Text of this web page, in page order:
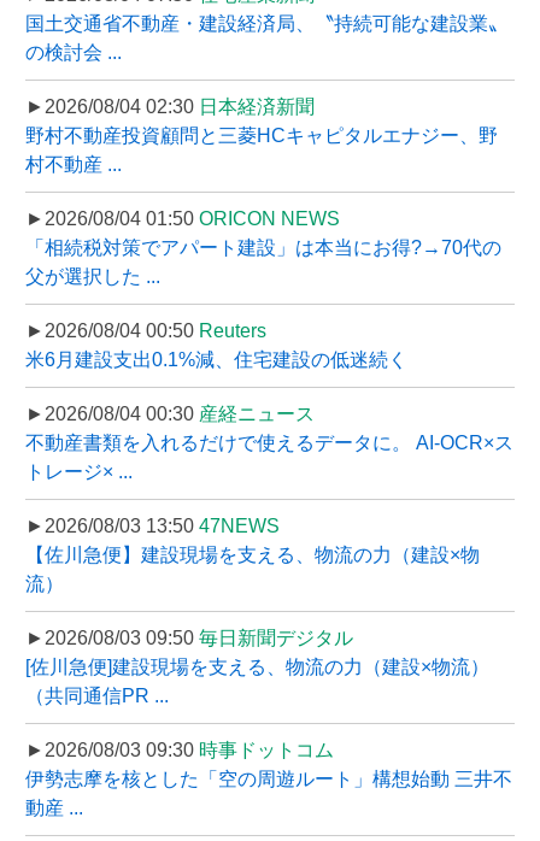
国土交通省不動産・建設経済局、〝持続可能な建設業〟
の検討会 ...
►2026/08/04 02:30 日本経済新聞
野村不動産投資顧問と三菱HCキャピタルエナジー、野
村不動産 ...
►2026/08/04 01:50 ORICON NEWS
「相続税対策でアパート建設」は本当にお得?→70代の
父が選択した ...
►2026/08/04 00:50 Reuters
米6月建設支出0.1%減、住宅建設の低迷続く
►2026/08/04 00:30 産経ニュース
不動産書類を入れるだけで使えるデータに。 AI-OCR×ス
トレージ× ...
►2026/08/03 13:50 47NEWS
【佐川急便】建設現場を支える、物流の力（建設×物
流）
►2026/08/03 09:50 毎日新聞デジタル
[佐川急便]建設現場を支える、物流の力（建設×物流）
（共同通信PR ...
►2026/08/03 09:30 時事ドットコム
伊勢志摩を核とした「空の周遊ルート」構想始動 三井不
動産 ...